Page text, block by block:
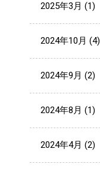
2025年3月 (1)
2024年10月 (4)
2024年9月 (2)
2024年8月 (1)
2024年4月 (2)